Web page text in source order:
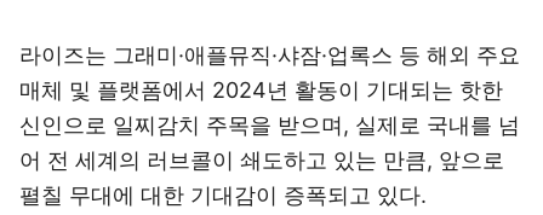
라이즈는 그래미·애플뮤직·샤잠·업록스 등 해외 주요
매체 및 플랫폼에서 2024년 활동이 기대되는 핫한
신인으로 일찌감치 주목을 받으며, 실제로 국내를 넘
어 전 세계의 러브콜이 쇄도하고 있는 만큼, 앞으로
펼칠 무대에 대한 기대감이 증폭되고 있다.